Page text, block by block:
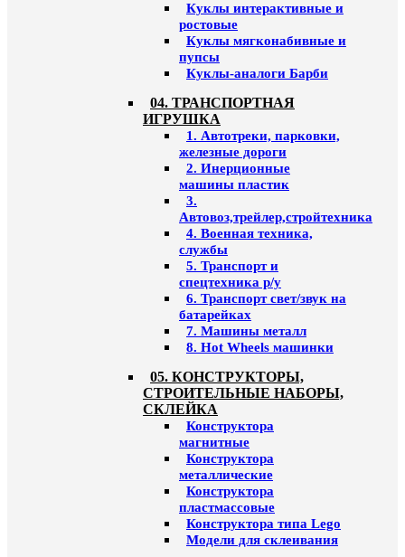
Куклы интерактивные и
ростовые
Куклы мягконабивные и
пупсы
Куклы-аналоги Барби
04. ТРАНСПОРТНАЯ
ИГРУШКА
1. Автотреки, парковки,
железные дороги
2. Инерционные
машины пластик
3.
Автовоз,трейлер,стройтехника
4. Военная техника,
службы
5. Транспорт и
спецтехника р/у
6. Транспорт свет/звук на
батарейках
7. Машины металл
8. Hot Wheels машинки
05. КОНСТРУКТОРЫ,
СТРОИТЕЛЬНЫЕ НАБОРЫ,
СКЛЕЙКА
Конструктора
магнитные
Конструктора
металлические
Конструктора
пластмассовые
Конструктора типа Lego
Модели для склеивания